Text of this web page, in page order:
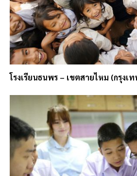
โรงเรียนธนพร – เขตสายไหม (กรุงเ